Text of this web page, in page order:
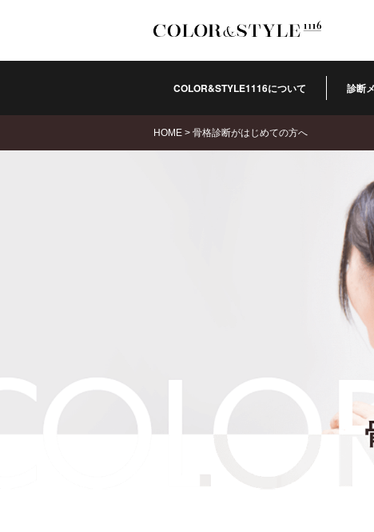
COLOR&STYLE1116について 診断
HOME> 骨格診断がはじめての方へ